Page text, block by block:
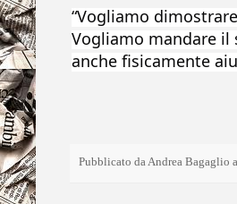
“Vogliamo
Vogliamo mandare
anche fisicamente
Pubblicato daAndrea Bagaglio